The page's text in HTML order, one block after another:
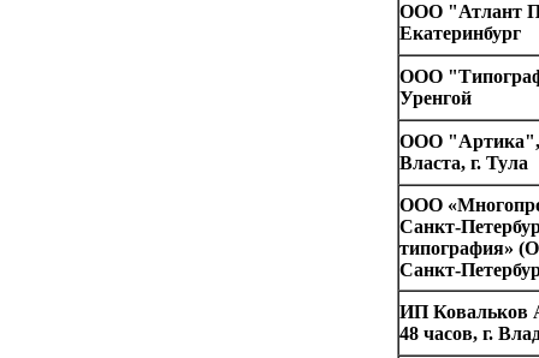
ООО "Атлант
Екатеринбург
ООО
Уренгой
ООО "Артика",
Власта, г. Тула
ООО
Санкт-
типография»
Санкт-
ИП Ковальков
48 часов, г.